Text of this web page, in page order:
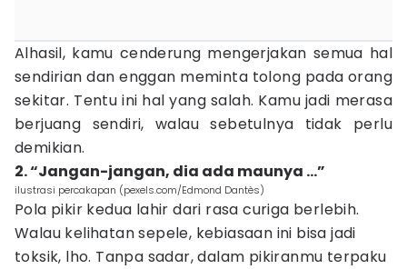
Alhasil, kamu cenderung mengerjakan semua hal
sendirian dan enggan meminta tolong pada orang
sekitar. Tentu ini hal yang salah. Kamu jadi merasa
berjuang sendiri, walau sebetulnya tidak perlu
demikian.
2. “Jangan-jangan, dia ada maunya …”
ilustrasi percakapan (pexels.com/Edmond Dantès)
Pola pikir kedua lahir dari rasa curiga berlebih.
Walau kelihatan sepele, kebiasaan ini bisa jadi
toksik, lho. Tanpa sadar, dalam pikiranmu terpaku